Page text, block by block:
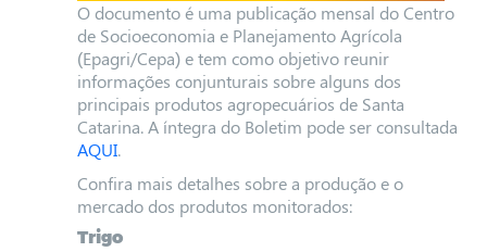
O documento é uma publicação mensal do Centro
de Socioeconomia e Planejamento Agrícola
(Epagri/Cepa) e tem como objetivo reunir
informações conjunturais sobre alguns dos
principais produtos agropecuários de Santa
Catarina. A íntegra do Boletim pode ser consultada
AQUI.
Confira mais detalhes sobre a produção e o
mercado dos produtos monitorados:
Trigo